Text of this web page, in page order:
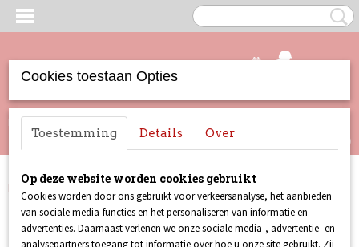
Inloggen Registreren
Geen producten (0)
Home >Lust For Life>Lust For Life 107
Cookies toestaan Opties
Toestemming Details Over
Op deze website worden cookies gebruikt
Cookies worden door ons gebruikt voor verkeersanalyse, het aanbieden
van sociale media-functies en het personaliseren van informatie en
advertenties. Daarnaast verlenen we onze sociale media-, advertentie- en
analysepartners toegang tot informatie over hoe u onze site gebruikt. Zij